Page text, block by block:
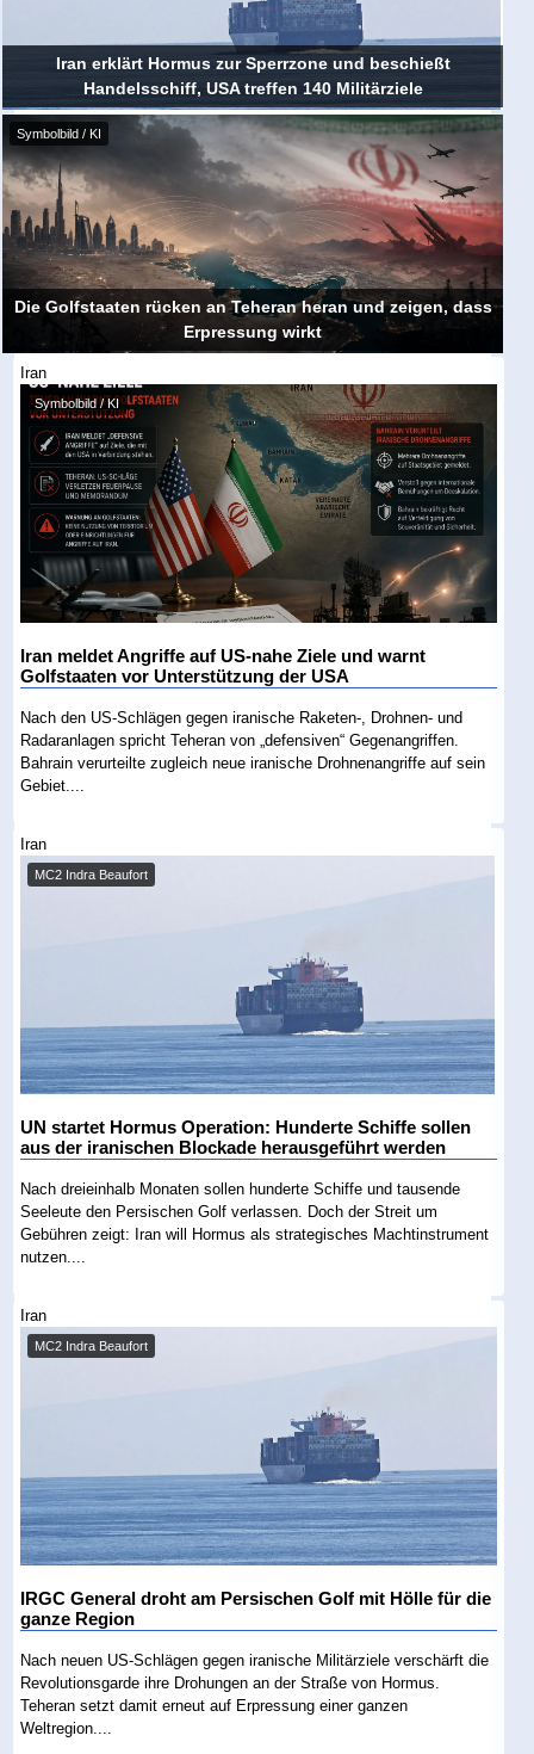
Iran erklärt Hormus zur Sperrzone und beschießt
Handelsschiff, USA treffen 140 Militärziele
Symbolbild / KI
Die Golfstaaten rücken an Teheran heran und zeigen, dass
Erpressung wirkt
Iran
Symbolbild / KI
Iran meldet Angriffe auf US-nahe Ziele und warnt
Golfstaaten vor Unterstützung der USA
Nach den US-Schlägen gegen iranische Raketen-, Drohnen- und
Radaranlagen spricht Teheran von „defensiven“ Gegenangriffen.
Bahrain verurteilte zugleich neue iranische Drohnenangriffe auf sein
Gebiet....
Iran
MC2 Indra Beaufort
UN startet Hormus Operation: Hunderte Schiffe sollen
aus der iranischen Blockade herausgeführt werden
Nach dreieinhalb Monaten sollen hunderte Schiffe und tausende
Seeleute den Persischen Golf verlassen. Doch der Streit um
Gebühren zeigt: Iran will Hormus als strategisches Machtinstrument
nutzen....
Iran
MC2 Indra Beaufort
IRGC General droht am Persischen Golf mit Hölle für die
ganze Region
Nach neuen US-Schlägen gegen iranische Militärziele verschärft die
Revolutionsgarde ihre Drohungen an der Straße von Hormus.
Teheran setzt damit erneut auf Erpressung einer ganzen
Weltregion....